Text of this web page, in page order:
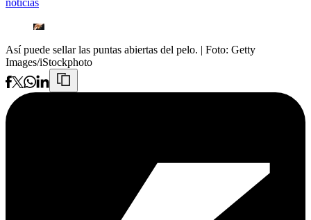
noticias
Así puede sellar las puntas abiertas del pelo. | Foto: Getty
Images/iStockphoto